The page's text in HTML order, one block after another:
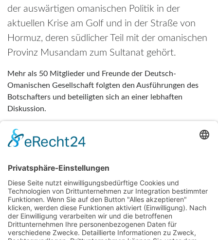
der auswärtigen omanischen Politik in der
aktuellen Krise am Golf und in der Straße von
Hormuz, deren südlicher Teil mit der omanischen
Provinz Musandam zum Sultanat gehört.
Mehr als 50 Mitglieder und Freunde der Deutsch-
Omanischen Gesellschaft folgten den Ausführungen des
Botschafters und beteiligten sich an einer lebhaften
Diskussion.
Blick von Musandam in die Straße von Hormuz / Foto © Dr.
Botschafter Dirk Lölke mit dem damaligen Governor der
omanischen Provinz Musandam Sayyid Ibrahim (November
2025) und jetzigem Kulturminister